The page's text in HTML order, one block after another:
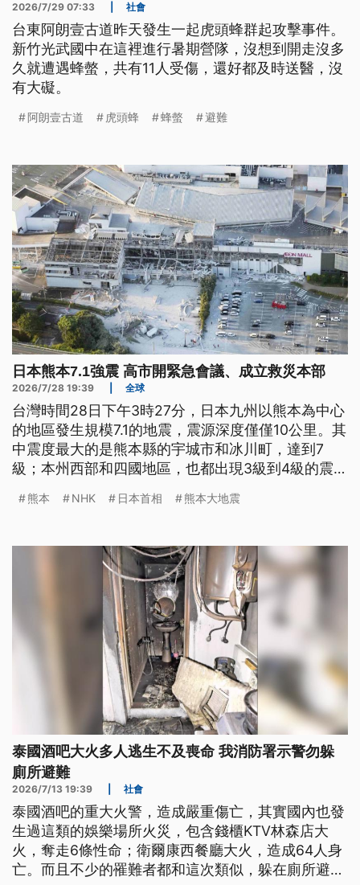
2026/7/29 07:33 社會
台東阿朗壹古道昨天發生一起虎頭蜂群起攻擊事件。
新竹光武國中在這裡進行暑期營隊，沒想到開走沒多
久就遭遇蜂螫，共有11人受傷，還好都及時送醫，沒
有大礙。
阿朗壹古道 虎頭蜂 蜂螫 避難
日本熊本7.1強震 高市開緊急會議、成立救災本部
2026/7/28 19:39 全球
台灣時間28日下午3時27分，日本九州以熊本為中心
的地區發生規模7.1的地震，震源深度僅僅10公里。其
中震度最大的是熊本縣的宇城市和冰川町，達到7
級；本州西部和四國地區，也都出現3級到4級的震
度達1公尺的海嘯。
熊本 NHK 日本首相 熊本大地震
泰國酒吧大火多人逃生不及喪命 我消防署示警勿躲
廁所避難
2026/7/13 19:39 社會
泰國酒吧的重大火警，造成嚴重傷亡，其實國內也發
生過這類的娛樂場所火災，包含錢櫃KTV林森店大
火，奪走6條性命；衛爾康西餐廳大火，造成64人身
亡。而且不少的罹難者都和這次類似，躲在廁所避難